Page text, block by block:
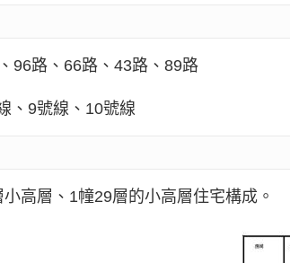
96路、66路、43路、89路
、9號線、10號線
高層、1幢29層的小高層住宅構成。